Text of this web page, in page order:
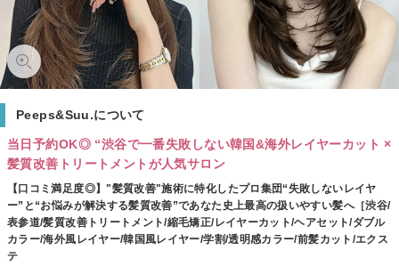
Peeps&Suu.について
当日予約OK◎ “渋谷で一番失敗しない韓国&海外レイヤーカット ×
髪質改善トリートメントが人気サロン
【口コミ満足度◎】"髪質改善"施術に特化したプロ集団“失敗しないレイヤ
ー”と“お悩みが解決する髪質改善”であなた史上最高の扱いやすい髪へ［渋谷/
表参道/髪質改善トリートメント/縮毛矯正/レイヤーカット/ヘアセット/ダブル
カラー/海外風レイヤー/韓国風レイヤー/学割/透明感カラー/前髪カット/エクス
テ